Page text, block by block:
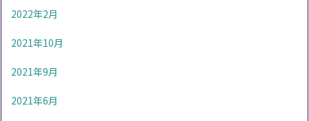
2022年2月
2021年10月
2021年9月
2021年6月